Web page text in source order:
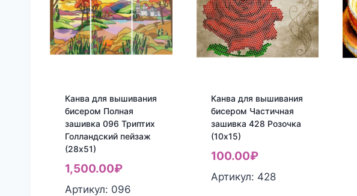
Канва для вышивания
бисером Полная
зашивка 096 Триптих
Голландский пейзаж
(28х51)
1,500.00₽
Артикул: 096
Канва для вышивания
бисером Частичная
зашивка 428 Розочка
(10х15)
100.00₽
Артикул: 428